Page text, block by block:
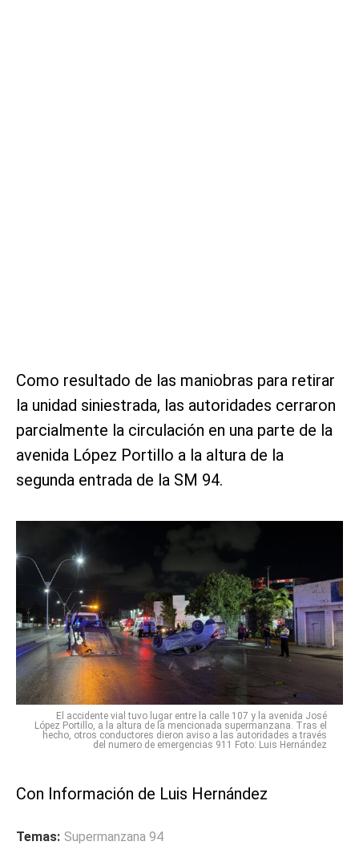
Como resultado de las maniobras para retirar
la unidad siniestrada, las autoridades cerraron
parcialmente la circulación en una parte de la
avenida López Portillo a la altura de la
segunda entrada de la SM 94.
El accidente vial tuvo lugar entre la calle 107 y la avenida José
López Portillo, a la altura de la mencionada supermanzana. Tras el
hecho, otros conductores dieron aviso a las autoridades a través
del numero de emergencias 911 Foto: Luis Hernández
Con Información de Luis Hernández
Temas: Supermanzana 94